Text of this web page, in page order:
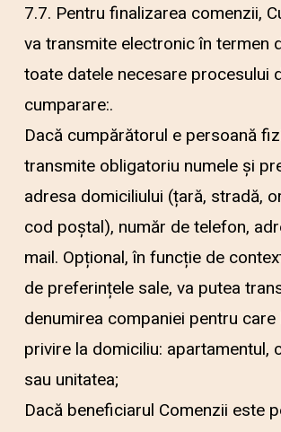
7.7. Pentru finalizarea comenzii,
va transmite electronic în termen
toate datele necesare procesului
cumparare:.
Dacă cumpărătorul e persoană
transmite obligatoriu numele și
adresa domiciliului (țară, stradă,
cod poștal), număr de telefon,
mail. Opțional, în funcție de
de preferințele sale, va putea
denumirea companiei pentru care
privire la domiciliu: apartamentul,
sau unitatea;
Dacă beneficiarul Comenzii este